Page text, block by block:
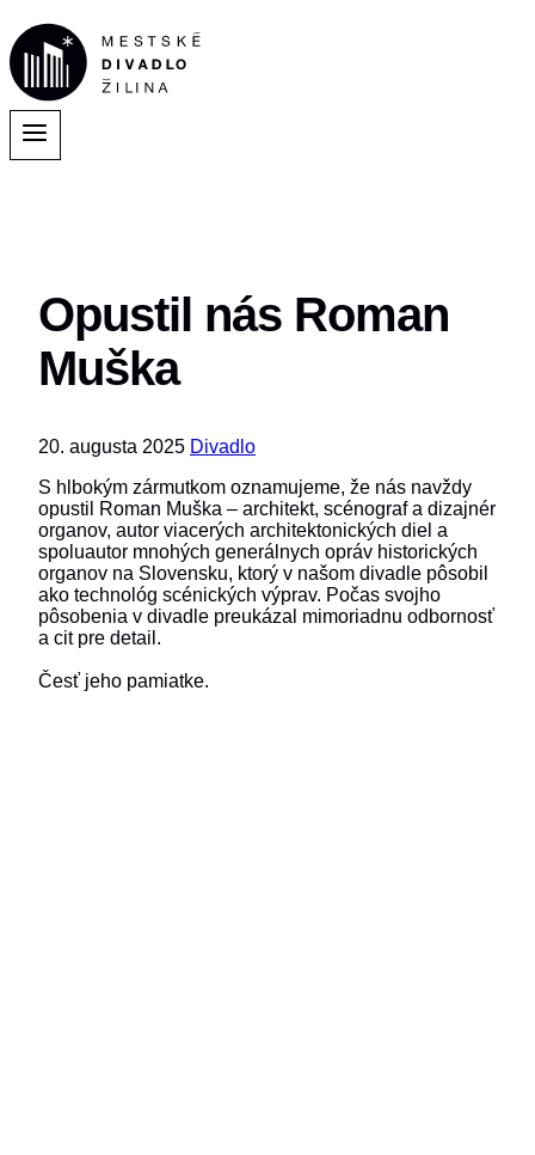
Opustil nás Roman
Muška
20. augusta 2025 Divadlo
S hlbokým zármutkom oznamujeme, že nás navždy
opustil Roman Muška – architekt, scénograf a dizajnér
organov, autor viacerých architektonických diel a
spoluautor mnohých generálnych opráv historických
organov na Slovensku, ktorý v našom divadle pôsobil
ako technológ scénických výprav. Počas svojho
pôsobenia v divadle preukázal mimoriadnu odbornosť
a cit pre detail.
Česť jeho pamiatke.